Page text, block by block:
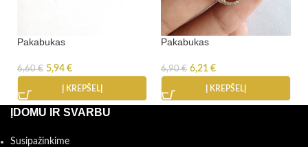
Pakabukas
6,60€ 5,94 €
Į KREPŠELĮ
Pakabukas
6,90€ 6,21 €
Į KREPŠELĮ
ĮDOMU IR SVARBU
Susipažinkime